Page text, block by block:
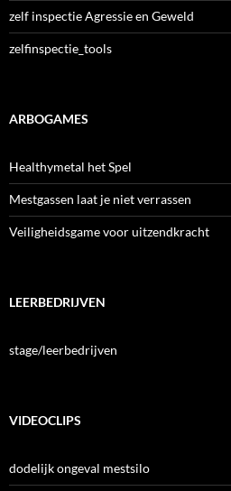
zelf inspectie Agressie en Geweld
zelfinspectie_tools
ARBOGAMES
Healthymetal het Spel
Mestgassen laat je niet verrassen
Veiligheidsgame voor uitzendkracht
LEERBEDRIJVEN
stage/leerbedrijven
VIDEOCLIPS
dodelijk ongeval mestsilo